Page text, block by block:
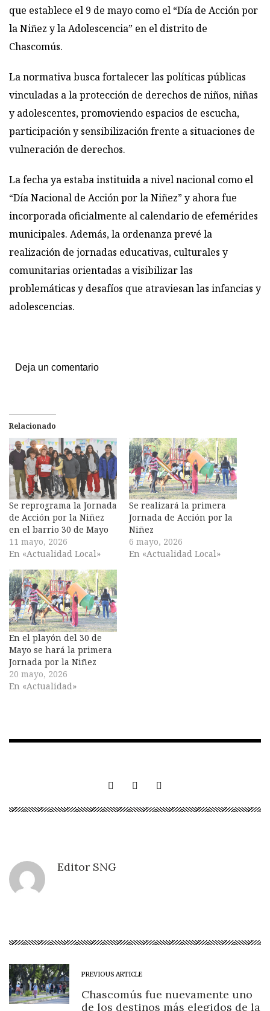
que establece el 9 de mayo como el “Día de Acción por
la Niñez y la Adolescencia” en el distrito de
Chascomús.
La normativa busca fortalecer las políticas públicas
vinculadas a la protección de derechos de niños, niñas
y adolescentes, promoviendo espacios de escucha,
participación y sensibilización frente a situaciones de
vulneración de derechos.
La fecha ya estaba instituida a nivel nacional como el
“Día Nacional de Acción por la Niñez” y ahora fue
incorporada oficialmente al calendario de efemérides
municipales. Además, la ordenanza prevé la
realización de jornadas educativas, culturales y
comunitarias orientadas a visibilizar las
problemáticas y desafíos que atraviesan las infancias y
adolescencias.
Deja un comentario
Relacionado
Se reprograma la Jornada
de Acción por la Niñez
en el barrio 30 de Mayo
11 mayo, 2026
En «Actualidad Local»
Se realizará la primera
Jornada de Acción por la
Niñez
6 mayo, 2026
En «Actualidad Local»
En el playón del 30 de
Mayo se hará la primera
Jornada por la Niñez
20 mayo, 2026
En «Actualidad»
Editor SNG
PREVIOUS ARTICLE
Chascomús fue nuevamente uno
de los destinos más elegidos de la